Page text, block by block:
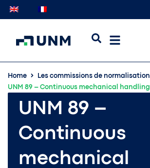
Home
Les commissions de normalisation
UNM 89 – Continuous mechanical handling
UNM 89 –
Continuous
mechanical